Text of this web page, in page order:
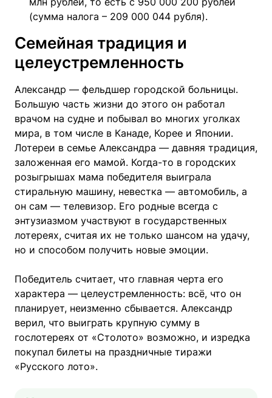
(сумма налога – 209 000 044 рубля).
Семейная традиция и
целеустремленность
Александр — фельдшер городской больницы.
Большую часть жизни до этого он работал
врачом на судне и побывал во многих уголках
мира, в том числе в Канаде, Корее и Японии.
Лотереи в семье Александра — давняя традиция,
заложенная его мамой. Когда-то в городских
розыгрышах мама победителя выиграла
стиральную машину, невестка — автомобиль, а
он сам — телевизор. Его родные всегда с
энтузиазмом участвуют в государственных
лотереях, считая их не только шансом на удачу,
но и способом получить новые эмоции.
Победитель считает, что главная черта его
характера — целеустремленность: всё, что он
планирует, неизменно сбывается. Александр
верил, что выиграть крупную сумму в
гослотереях от «Столото» возможно, и изредка
покупал билеты на праздничные тиражи
«Русского лото».